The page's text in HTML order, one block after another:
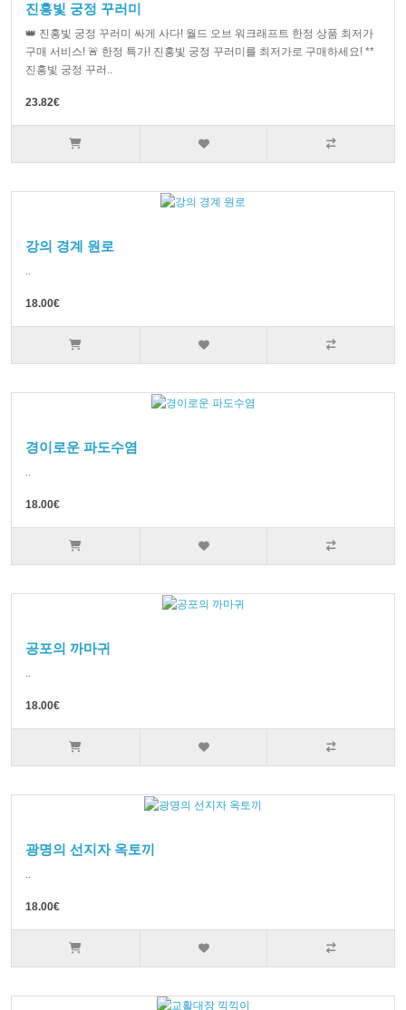
진홍빛 궁정 꾸러미
👑 진홍빛 궁정 꾸러미 싸게 사다! 월드 오브 워크래프트 한정 상품 최저가
구매 서비스! 🚨 한정 특가! 진홍빛 궁정 꾸러미를 최저가로 구매하세요! **
진홍빛 궁정 꾸러..
23.82€
강의 경계 원로
..
18.00€
경이로운 파도수염
..
18.00€
공포의 까마귀
18.00€
광명의 선지자 옥토끼
18.00€